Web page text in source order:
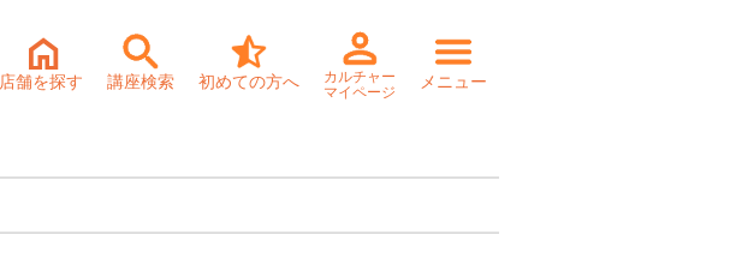
店舗を探す 講座検索 初めての方へ
カルチャー
マイページ
メニュー